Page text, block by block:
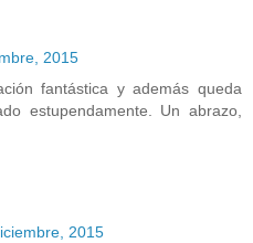
2015
fantástica y además queda
estupendamente. Un abrazo,
2015